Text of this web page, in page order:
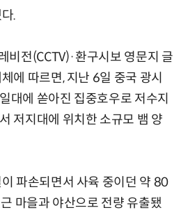
.
비전(CCTV)·환구시보 영문지 글
에 따르면, 지난 6일 중국 광시
대에 쏟아진 집중호우로 저수지
저지대에 위치한 소규모 뱀 양
파손되면서 사육 중이던 약 80
마을과 야산으로 전량 유출됐